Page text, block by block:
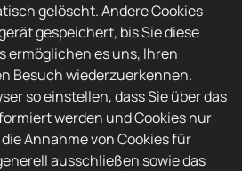
gelöscht. Andere Cookies
gespeichert, bis Sie diese
ermöglichen es uns, Ihren
Besuch wiederzuerkennen.
so einstellen, dass Sie über das
werden und Cookies nur
Annahme von Cookies für
ausschließen sowie das